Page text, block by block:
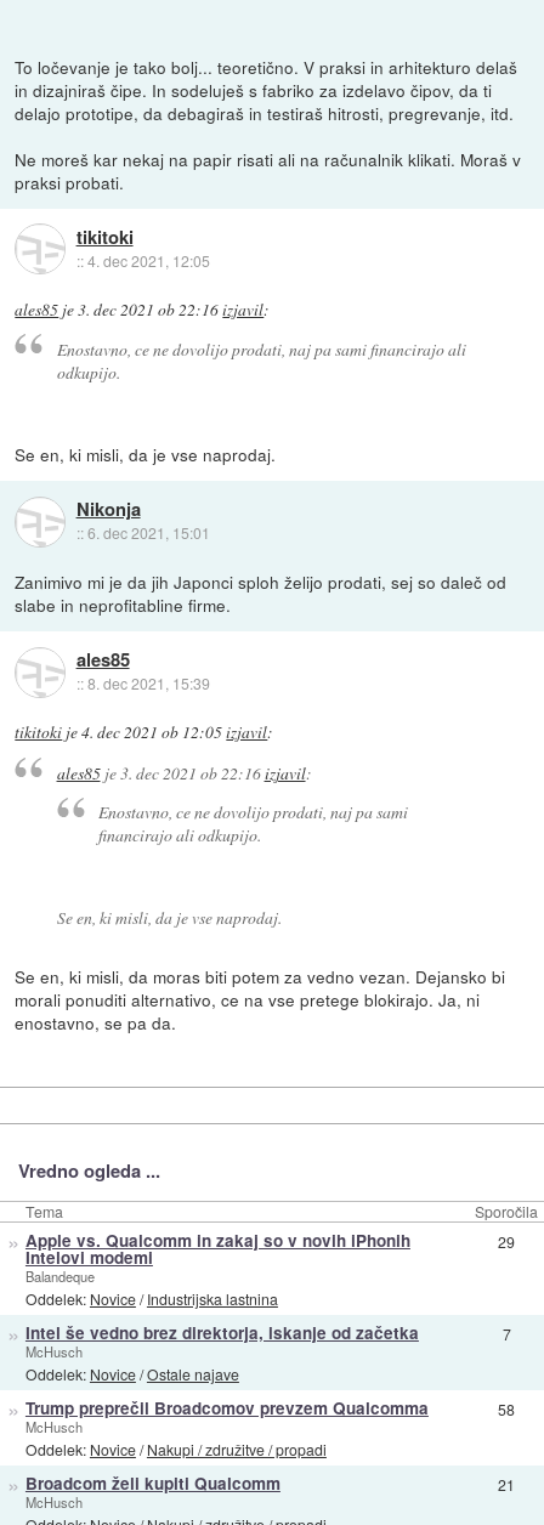
To ločevanje je tako bolj... teoretično. V praksi in arhitekturo delaš
in dizajniraš čipe. In sodeluješ s fabriko za izdelavo čipov, da ti
delajo prototipe, da debagiraš in testiraš hitrosti, pregrevanje, itd.
Ne moreš kar nekaj na papir risati ali na računalnik klikati. Moraš v
praksi probati.
tikitoki
::4. dec 2021, 12:05
ales85 je3. dec 2021 ob 22:16izjavil:
Enostavno, ce ne dovolijo prodati, naj pa sami financirajo ali
odkupijo.
Se en, ki misli, da je vse naprodaj.
Nikonja
::6. dec 2021, 15:01
Zanimivo mi je da jih Japonci sploh želijo prodati, sej so daleč od
slabe in neprofitabline firme.
ales85
::8. dec 2021, 15:39
tikitoki je4. dec 2021 ob 12:05izjavil:
ales85je3. dec 2021 ob 22:16izjavil:
Enostavno, ce ne dovolijo prodati, naj pa sami
financirajo ali odkupijo.
Se en, ki misli, da je vse naprodaj.
Se en, ki misli, da moras biti potem za vedno vezan. Dejansko bi
morali ponuditi alternativo, ce na vse pretege blokirajo. Ja, ni
enostavno, se pa da.
Vredno ogleda ...
Tema Sporočila
» Apple vs. Qualcomm in zakaj so v novih iPhonih
Intelovi modemi
Balandeque
Oddelek: Novice/Industrijska lastnina
29
» Intel še vedno brez direktorja, iskanje od začetka
McHusch
Oddelek: Novice/Ostale najave
7
» Trump preprečil Broadcomov prevzem Qualcomma
McHusch
Oddelek: Novice/Nakupi / združitve / propadi
58
» Broadcom želi kupiti Qualcomm
McHusch
21